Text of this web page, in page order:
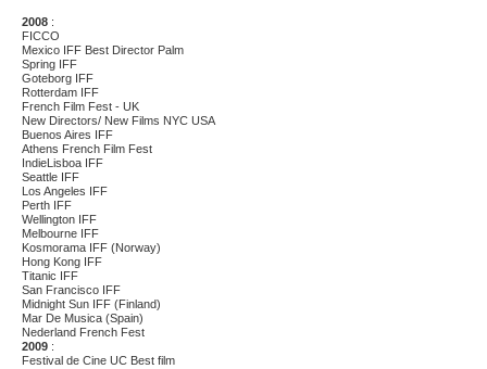
2008 :
FICCO
Mexico IFF Best Director Palm
Spring IFF
Goteborg IFF
Rotterdam IFF
French Film Fest - UK
New Directors/ New Films NYC USA
Buenos Aires IFF
Athens French Film Fest
IndieLisboa IFF
Seattle IFF
Los Angeles IFF
Perth IFF
Wellington IFF
Melbourne IFF
Kosmorama IFF (Norway)
Hong Kong IFF
Titanic IFF
San Francisco IFF
Midnight Sun IFF (Finland)
Mar De Musica (Spain)
Nederland French Fest
2009 :
Festival de Cine UC Best film